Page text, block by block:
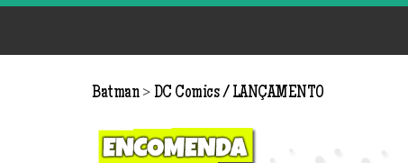
Batman > DC Comics LANÇAMENTO